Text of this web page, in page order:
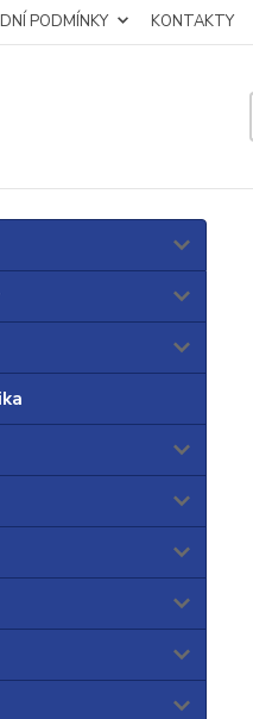
PODMÍNKY KONTAKTY